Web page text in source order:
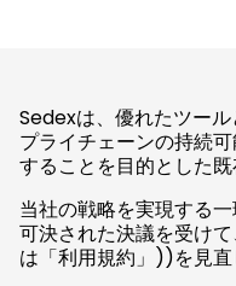
Sedexは、優れたツー
プライチェーンの持続
することを目的とした既
当社の戦略を実現する
可決された決議を受け
は「利用規約」))を見直